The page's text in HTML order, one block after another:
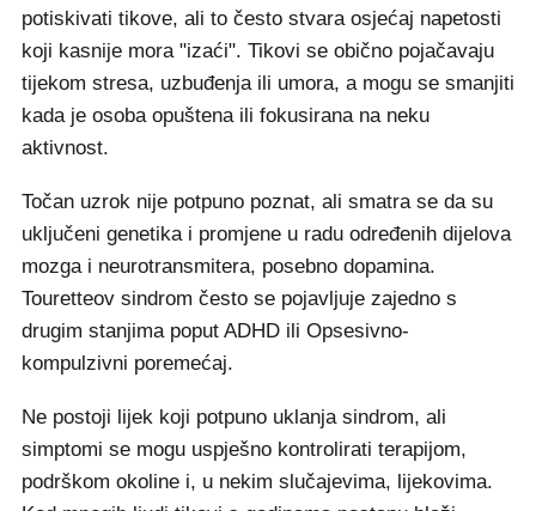
potiskivati tikove, ali to često stvara osjećaj napetosti
koji kasnije mora "izaći". Tikovi se obično pojačavaju
tijekom stresa, uzbuđenja ili umora, a mogu se smanjiti
kada je osoba opuštena ili fokusirana na neku
aktivnost.
Točan uzrok nije potpuno poznat, ali smatra se da su
uključeni genetika i promjene u radu određenih dijelova
mozga i neurotransmitera, posebno dopamina.
Touretteov sindrom često se pojavljuje zajedno s
drugim stanjima poput ADHD ili Opsesivno-
kompulzivni poremećaj.
Ne postoji lijek koji potpuno uklanja sindrom, ali
simptomi se mogu uspješno kontrolirati terapijom,
podrškom okoline i, u nekim slučajevima, lijekovima.